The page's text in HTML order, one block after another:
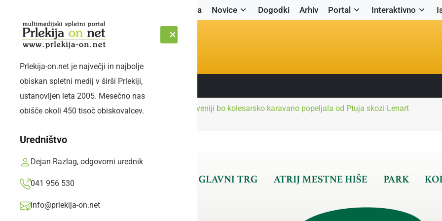
Naslovnica Novice Dogodki Arhiv Portal Interaktivno
ČETRTEK, 6. AVGUST 2026 Sledite nam:
Prlekija-on.net je največji in najbolje
obiskan spletni medij v širši Prlekiji,
ustanovljen leta 2005. Mesečno nas
obišče okoli 450 tisoč obiskovalcev.
Uredništvo
Dejan Razlag, odgovorni urednik
041 956 530
info@prlekija-on.net
Naslovnica Šport
Prva etapa dirke Po Sloveniji bo kolesarsko karavano popeljala od Ptuja skozi Lenart